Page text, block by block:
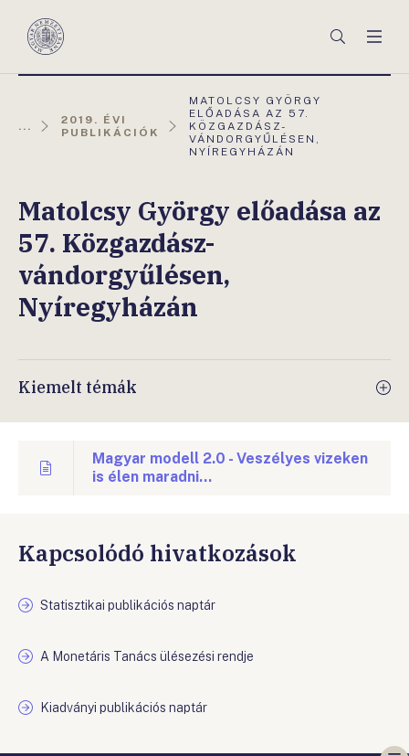
Magyar
Keresés
...
2019. ÉVI
PUBLIKÁCIÓK
AKTUÁLIS
OLDAL:
MATOLCSY GYÖRGY
ELŐADÁSA AZ 57.
KÖZGAZDÁSZ-
VÁNDORGYŰLÉSEN,
NYÍREGYHÁZÁN
Matolcsy György előadása az
57. Közgazdász-
vándorgyűlésen,
Nyíregyházán
Kiemelt témák
Magyar modell 2.0 - Veszélyes vizeken
is élen maradni...
Kapcsolódó hivatkozások
Statisztikai publikációs naptár
A Monetáris Tanács ülésezési rendje
Kiadványi publikációs naptár